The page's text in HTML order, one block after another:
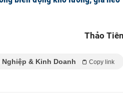
Thảo Tiên
Nghiệp & Kinh Doanh Copy link